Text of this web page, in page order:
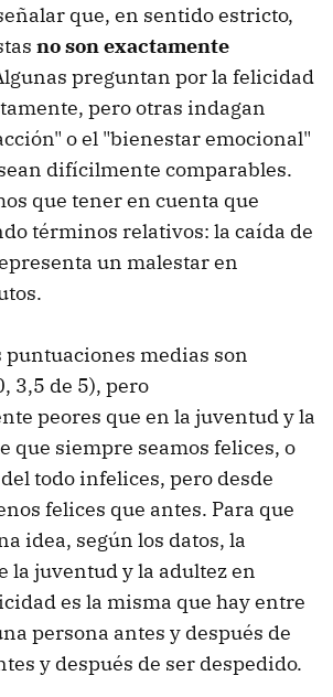
que, en sentido estricto,
no son exactamente
preguntan por la felicidad
pero otras indagan
o el "bienestar emocional"
difícilmente comparables.
que tener en cuenta que
términos relativos: la caída de
un malestar en
puntuaciones medias son
3,5 de 5), pero
peores que en la juventud y la
que siempre seamos felices, o
todo infelices, pero desde
felices que antes. Para que
idea, según los datos, la
la juventud y la adultez en
es la misma que hay entre
persona antes y después de
y después de ser despedido.